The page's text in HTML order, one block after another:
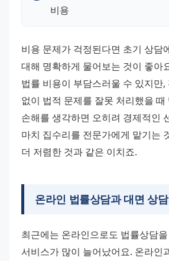
비용
비용 문제가 걱정된다면 초기 상담
대해 명확하게 물어보는 것이 좋아
법률 비용이 부담스러울 수 있지만,
없이 법적 문제를 잘못 처리했을 때
손해를 생각하면 오히려 경제적인
마치 집수리를 전문가에게 맡기는
더 저렴한 것과 같은 이치죠.
온라인 법률상담과 대면 상
최근에는 온라인으로도 법률상담
서비스가 많이 늘어났어요. 온라인